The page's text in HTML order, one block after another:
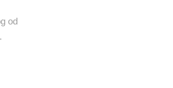
od